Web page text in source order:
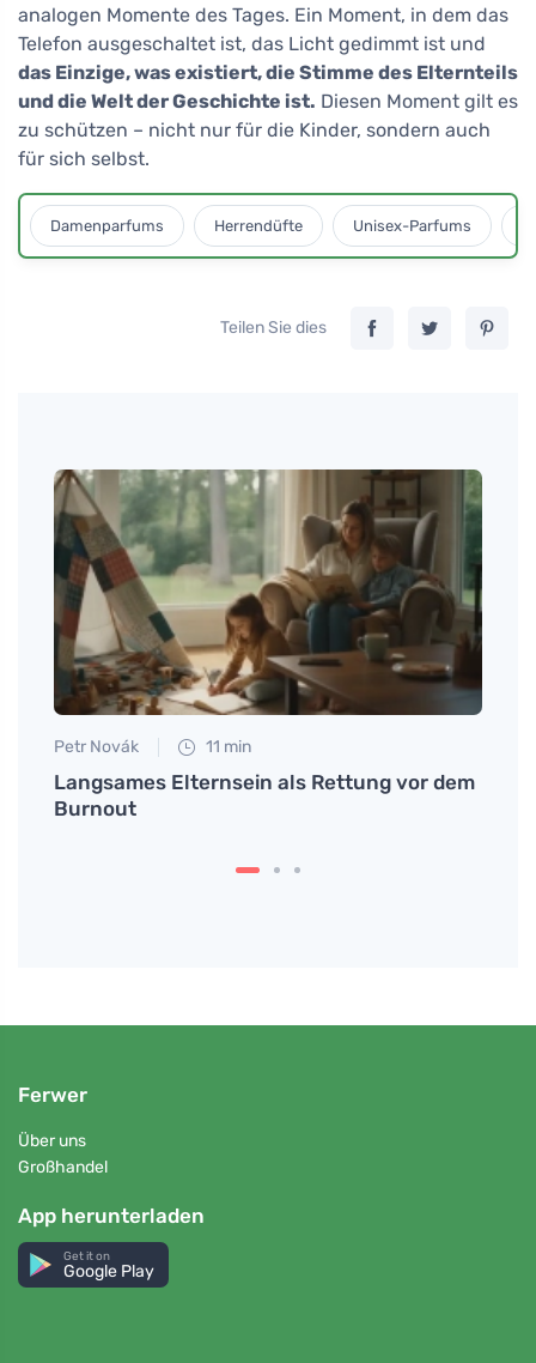
analogen Momente des Tages. Ein Moment, in dem das
Telefon ausgeschaltet ist, das Licht gedimmt ist und
das Einzige, was existiert, die Stimme des Elternteils
und die Welt der Geschichte ist. Diesen Moment gilt es
zu schützen – nicht nur für die Kinder, sondern auch
für sich selbst.
Damenparfums Herrendüfte Unisex-Parfums
Teilen Sie dies
Petr Novák 11 min
Langsames Elternsein als Rettung vor dem
Burnout
Ferwer
Über uns
Großhandel
App herunterladen
Get it on
Google Play